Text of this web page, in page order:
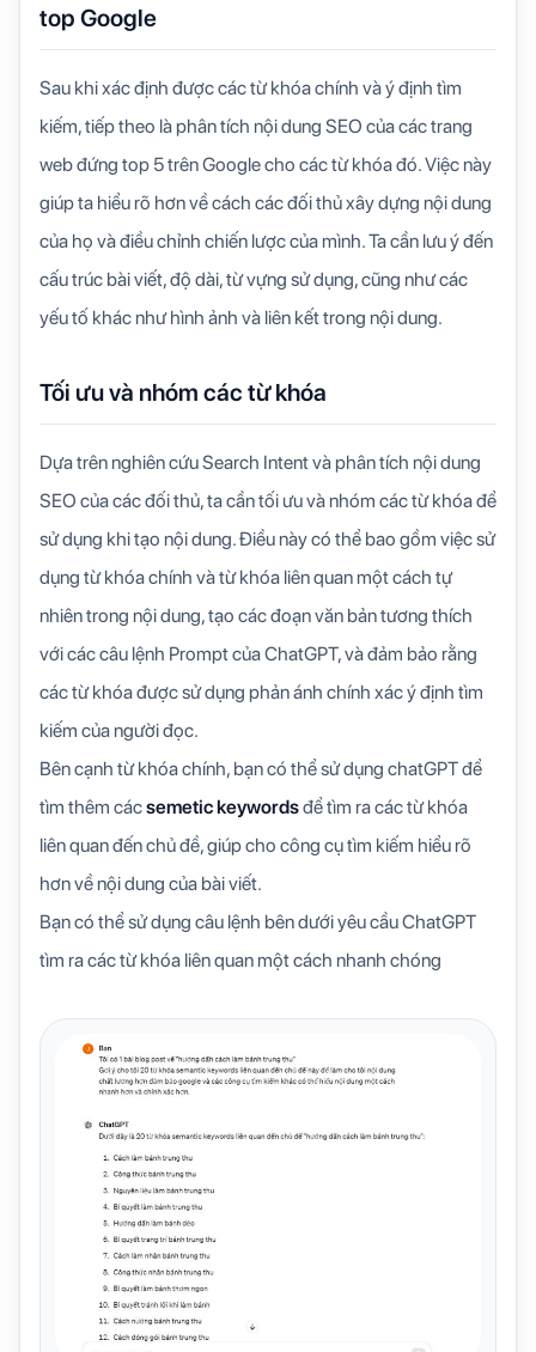
top Google
Sau khi xác định được các từ khóa chính và ý định tìm
kiếm, tiếp theo là phân tích nội dung SEO của các trang
web đứng top 5 trên Google cho các từ khóa đó. Việc này
giúp ta hiểu rõ hơn về cách các đối thủ xây dựng nội dung
của họ và điều chỉnh chiến lược của mình. Ta cần lưu ý đến
cấu trúc bài viết, độ dài, từ vựng sử dụng, cũng như các
yếu tố khác như hình ảnh và liên kết trong nội dung.
Tối ưu và nhóm các từ khóa
Dựa trên nghiên cứu Search Intent và phân tích nội dung
SEO của các đối thủ, ta cần tối ưu và nhóm các từ khóa để
sử dụng khi tạo nội dung. Điều này có thể bao gồm việc sử
dụng từ khóa chính và từ khóa liên quan một cách tự
nhiên trong nội dung, tạo các đoạn văn bản tương thích
với các câu lệnh Prompt của ChatGPT, và đảm bảo rằng
các từ khóa được sử dụng phản ánh chính xác ý định tìm
kiếm của người đọc.
Bên cạnh từ khóa chính, bạn có thể sử dụng chatGPT để
tìm thêm cácsemetic keywordsđể tìm ra các từ khóa
liên quan đến chủ đề, giúp cho công cụ tìm kiếm hiểu rõ
hơn về nội dung của bài viết.
Bạn có thể sử dụng câu lệnh bên dưới yêu cầu ChatGPT
tìm ra các từ khóa liên quan một cách nhanh chóng